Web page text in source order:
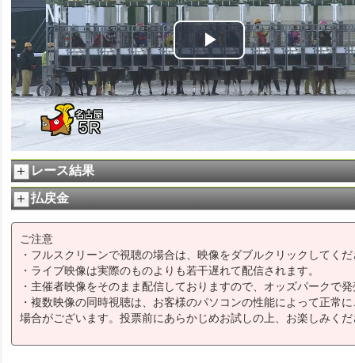
Play
Video
レース結果
払戻金
ご注意
・フルスクリーンで視聴の場合は、映像をダブルクリックしてく
・ライブ映像は実際のものよりも若干遅れて配信されます。
・主催者映像をそのまま配信しておりますので、オッズパークで
・複数映像の同時視聴は、お客様のパソコンの性能によって正常
場合がございます。投票前にあらかじめお試しの上、お楽しみく